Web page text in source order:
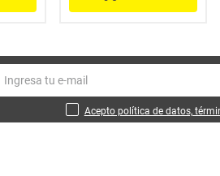
Acepto política de datos,